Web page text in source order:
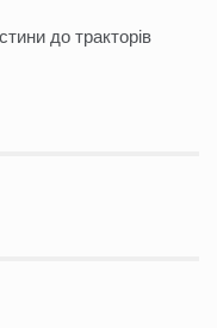
до тракторів